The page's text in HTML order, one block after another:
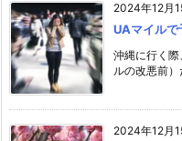
2024年12月
UAマイル
沖縄に行く
ルの改悪前
2024年12月